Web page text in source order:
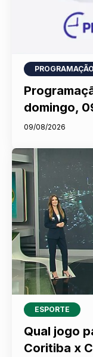
domingo,
09/08/2026
ESPORTE
Qual jogo
Coritiba x